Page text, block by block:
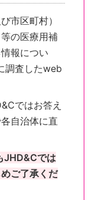
市区町村）
の医療用補
報につい
調査したweb
ではお答え
自治体に直
JHD&Cでは
ご了承くだ